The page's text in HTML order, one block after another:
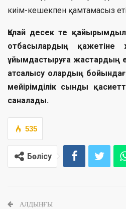
киім-кешекпен қамтамасыз
Қалай десек те
отбасылардың қажетіне
ұйымдастыруға жастардың
атсалысу олардың
мейірімділік сынды
саналады.
535
Бөлісу
АЛДЫҢҒЫ